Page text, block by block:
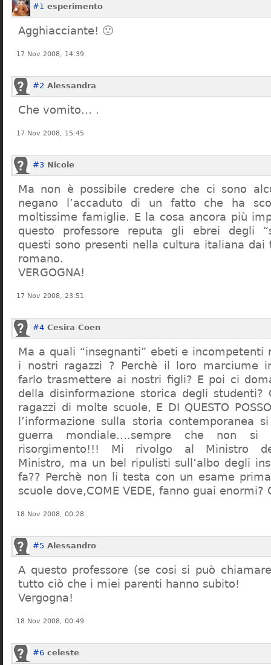
#1 esperimento
Agghiacciante! 🙁
17 Nov 2008, 14:39
#2 Alessandra
Che vomito… .
17 Nov 2008, 15:45
#3 Nicole
Ma non è possibile credere che ci sono
negano l’accaduto di un fatto che ha
moltissime famiglie. E la cosa ancora più
questo professore reputa gli ebrei degli
questi sono presenti nella cultura italiana dai
romano.
VERGOGNA!
17 Nov 2008, 23:51
#4 Cesira Coen
Ma a quali “insegnanti” ebeti e
i nostri ragazzi ? Perchè il loro marciume
farlo trasmettere ai nostri figli? E poi ci
della disinformazione storica degli
ragazzi di molte scuole, E DI QUESTO POSSO
l’informazione sulla storia contemporanea
guerra mondiale….sempre che non
risorgimento!!! Mi rivolgo al Ministro
Ministro, ma un bel ripulisti sull’albo degli
fa?? Perchè non li testa con un esame
scuole dove,COME VEDE, fanno guai enormi?
18 Nov 2008, 00:28
#5 Alessandro
A questo professore (se cosi si può
tutto ciò che i miei parenti hanno subito!
Vergogna!
18 Nov 2008, 00:49
#6 celeste